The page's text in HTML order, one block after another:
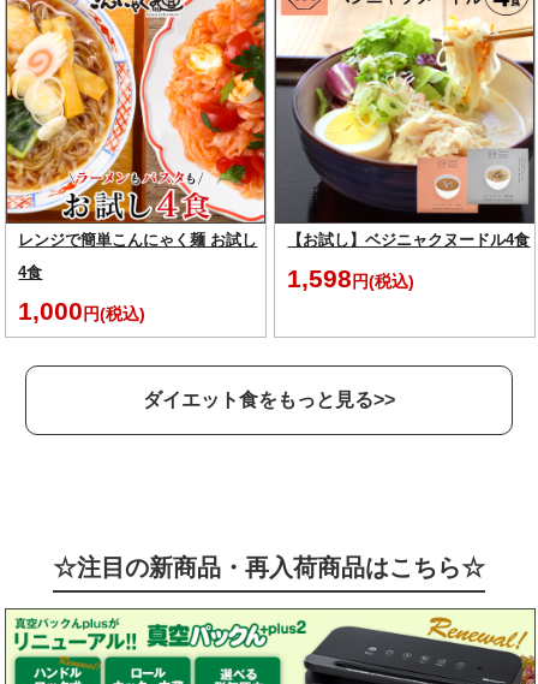
レンジで簡単こんにゃく麺 お試し
4食
1,000 円(税込)
【お試し】ベジニャクヌードル4食
1,598 円(税込)
ダイエット食をもっと見る>>
☆注目の新商品・再入荷商品はこちら☆